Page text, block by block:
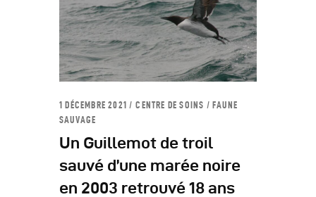
1 DÉCEMBRE 2021 CENTRE DE SOINS /FAUNE
SAUVAGE
Un Guillemot de troil
sauvé d’une marée noire
en 2003 retrouvé 18 ans